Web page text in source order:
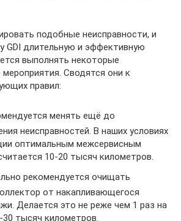
подобные неисправности, и
GDI длительную и эффективную
выполнять некоторые
Сводятся они к
правил:
менять ещё до
неисправностей. В наших условиях
оптимальным межсервисным
10-20 тысяч километров.
рекомендуется очищать
от накапливающегося
Делается это не реже чем 1 раз на
тысяч километров.